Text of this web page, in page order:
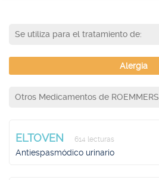
Se utiliza para el tratamiento de:
Alergia
Otros Medicamentos de ROEMMERS
ELTOVEN 614 lecturas
Antiespasmódico urinario